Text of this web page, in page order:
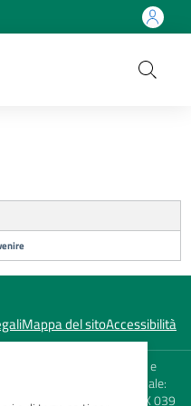
Mappa del sitoAccessibilità
della Brianza - Sede Legale e
(MB) - Sede territoriale:
- TEL. 039 23841 - FAX 039